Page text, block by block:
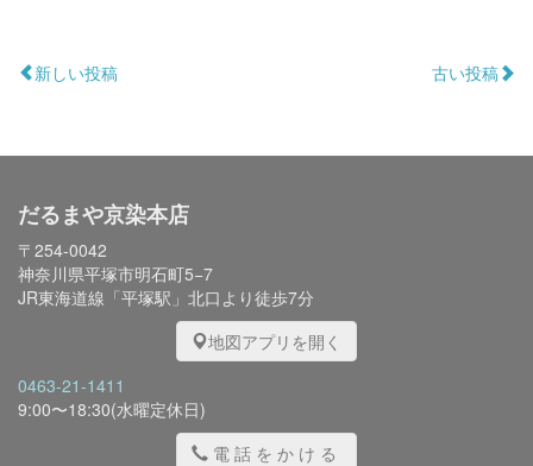
新しい投稿 古い投稿
だるまや京染本店
〒254-0042
神奈川県平塚市明石町5−7
JR東海道線「平塚駅」北口より徒歩7分
地図アプリを開く
0463-21-1411
9:00〜18:30(水曜定休日)
電話をかける